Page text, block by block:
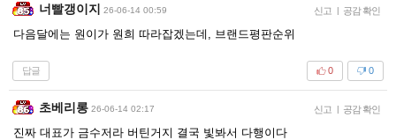
너빨갱이지 26-06-14 00:59 신고 | 공감 확인
다음달에는 원이가 원희 따라잡겠는데, 브랜드평판순위
답글 0
0
초베리롱 26-06-14 02:17 신고 | 공감 확인
진짜 대표가 금수저라 버틴거지 결국 빛봐서 다행이다